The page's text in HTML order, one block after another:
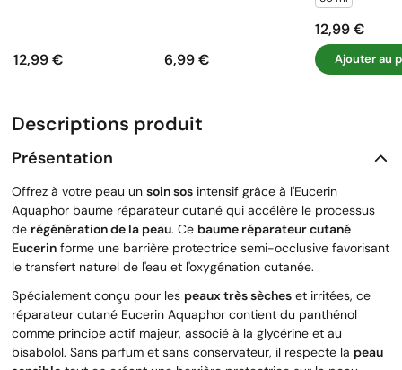
Prix
12,99 € Prix
6,99 €
Prix
12,99 €
Ajouter au
Descriptions produit
Présentation
Offrez à votre peau un soin sos intensif grâce à l'Eucerin
Aquaphor baume réparateur cutané qui accélère le processus
de régénération de la peau. Ce baume réparateur cutané
Eucerin forme une barrière protectrice semi-occlusive favorisant
le transfert naturel de l'eau et l'oxygénation cutanée.
Spécialement conçu pour les peaux très sèches et irritées, ce
réparateur cutané Eucerin Aquaphor contient du panthénol
comme principe actif majeur, associé à la glycérine et au
bisabolol. Sans parfum et sans conservateur, il respecte la peau